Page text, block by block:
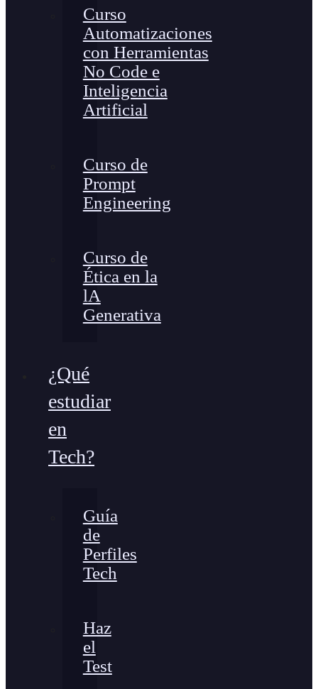
Curso
Automatizaciones
con Herramientas
No Code e
Inteligencia
Artificial
Curso de
Prompt
Engineering
Curso de
Ética en la
lA
Generativa
¿Qué
estudiar
en
Tech?
Guía
de
Perfiles
Tech
Haz
el
Test